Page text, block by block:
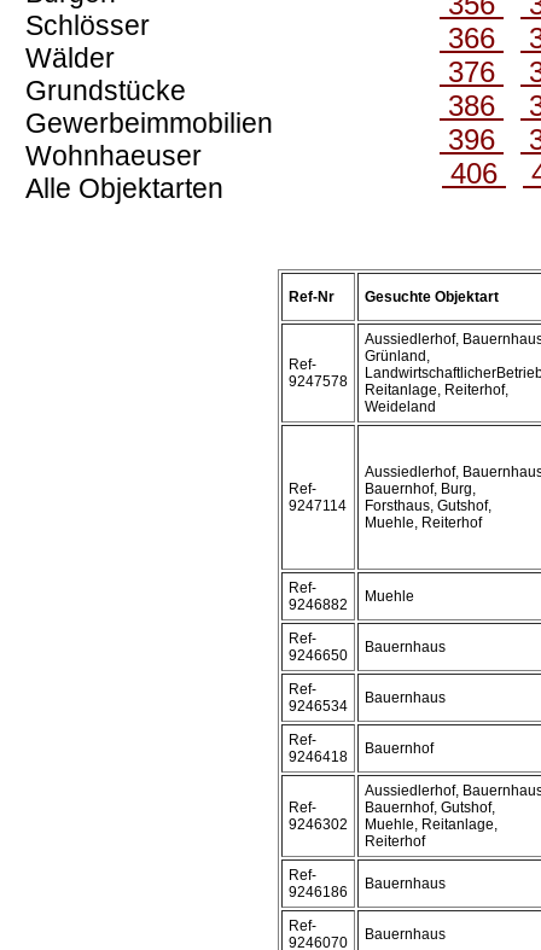
Schlösser
Wälder
Grundstücke
Gewerbeimmobilien
Wohnhaeuser
Alle Objektarten
366
376
386
396
406
Ref-Nr Gesuchte Objektart
Ref-
9247578
Aussiedlerhof,
Grünland,
Reitanlage, Reiterhof,
Weideland
Ref-
9247114
Aussiedlerhof,
Bauernhof, Burg,
Forsthaus, Gutshof,
Muehle, Reiterhof
Ref-
9246882
Muehle
Ref-
9246650
Bauernhaus
Ref-
9246534
Bauernhaus
Ref-
9246418
Bauernhof
Ref-
9246302
Aussiedlerhof,
Bauernhof, Gutshof,
Muehle, Reitanlage,
Reiterhof
Ref-
9246186
Bauernhaus
Ref-
9246070
Bauernhaus